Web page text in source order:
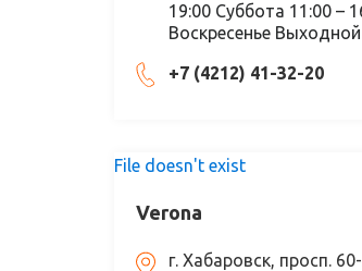
19:00 Суббота 11:00 –
Воскресенье Выходной
+7 (4212) 41-32-20
File doesn't exist
Verona
г. Хабаровск, просп.